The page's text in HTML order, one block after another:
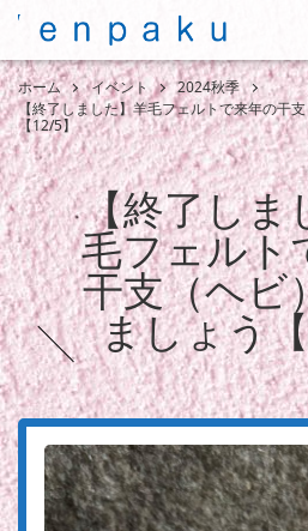
ホーム イベント
2024秋季
【終了しました】羊毛フェルトで来年の干
【12/5】
【終了しま
毛フェルト
干支（ヘビ
ましょう